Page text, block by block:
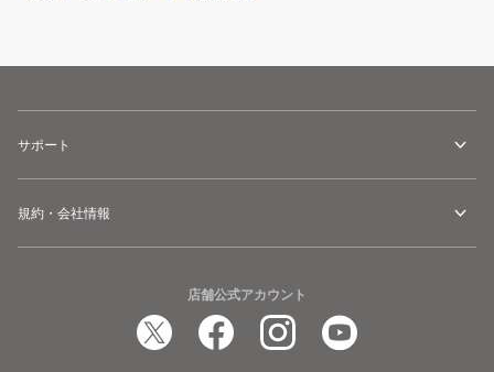
サポート
規約・会社情報
店舗公式アカウント